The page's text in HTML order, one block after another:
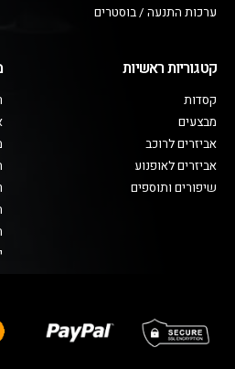
ערכות התנעה / בוסטרים
קטגוריות ראשיות
קסדות
מבצעים
אביזרים לרוכב
אביזרים לאופנוע
שיפורים ותוספים